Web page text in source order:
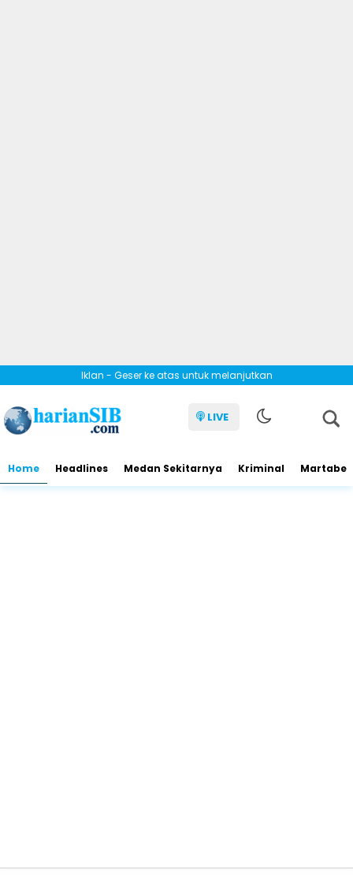
Iklan - Geser ke atas untuk melanjutkan
LIVE
Home Headlines Medan Sekitarnya Kriminal Martabe